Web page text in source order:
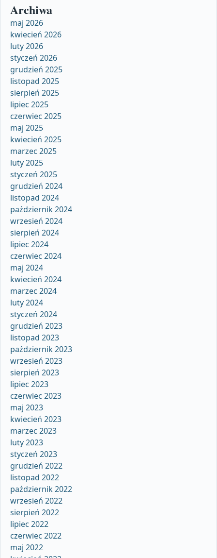
Archiwa
maj 2026
kwiecień 2026
luty 2026
styczeń 2026
grudzień 2025
listopad 2025
sierpień 2025
lipiec 2025
czerwiec 2025
maj 2025
kwiecień 2025
marzec 2025
luty 2025
styczeń 2025
grudzień 2024
listopad 2024
październik 2024
wrzesień 2024
sierpień 2024
lipiec 2024
czerwiec 2024
maj 2024
kwiecień 2024
marzec 2024
luty 2024
styczeń 2024
grudzień 2023
listopad 2023
październik 2023
wrzesień 2023
sierpień 2023
lipiec 2023
czerwiec 2023
maj 2023
kwiecień 2023
marzec 2023
luty 2023
styczeń 2023
grudzień 2022
listopad 2022
październik 2022
wrzesień 2022
sierpień 2022
lipiec 2022
czerwiec 2022
maj 2022